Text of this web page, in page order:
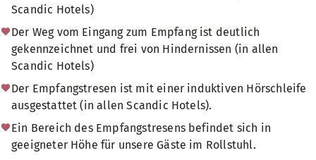
Scandic Hotels)
Der Weg vom Eingang zum Empfang ist deutlich
gekennzeichnet und frei von Hindernissen (in allen
Scandic Hotels)
Der Empfangstresen ist mit einer induktiven Hörschleife
ausgestattet (in allen Scandic Hotels).
Ein Bereich des Empfangstresens befindet sich in
geeigneter Höhe für unsere Gäste im Rollstuhl.